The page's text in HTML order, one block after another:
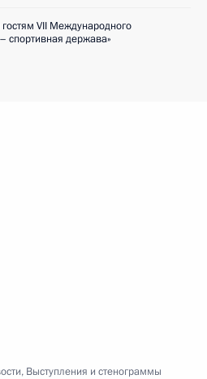
VII Международного
спортивная держава»
, Выступления и стенограммы